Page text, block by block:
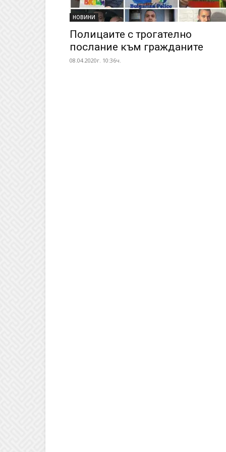
НОВИНИ
Полицаите с трогателно
послание към гражданите
08.04.2020г. 10:36ч.